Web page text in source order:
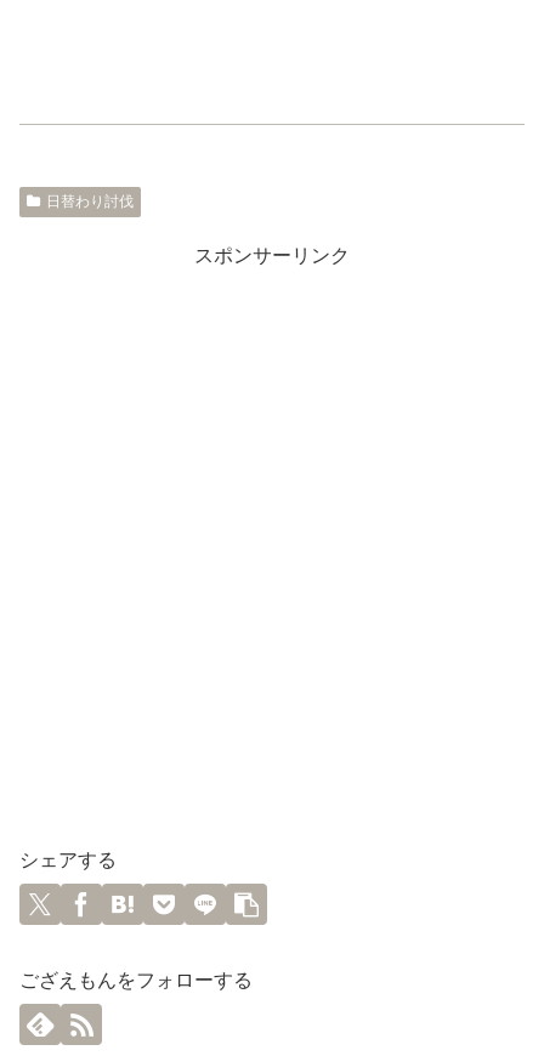
日替わり討伐
スポンサーリンク
シェアする
ござえもんをフォローする